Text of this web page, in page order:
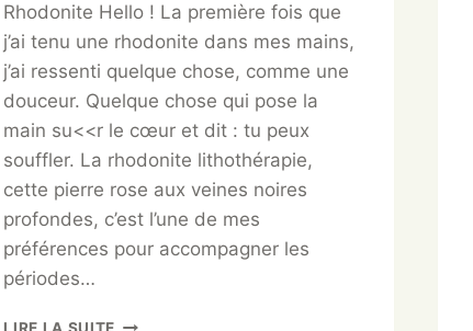
Rhodonite Hello ! La première fois que
j’ai tenu une rhodonite dans mes mains,
j’ai ressenti quelque chose, comme une
douceur. Quelque chose qui pose la
main su<<r le cœur et dit : tu peux
souffler. La rhodonite lithothérapie,
cette pierre rose aux veines noires
profondes, c’est l’une de mes
préférences pour accompagner les
périodes…